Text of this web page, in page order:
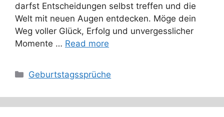
darfst Entscheidungen selbst treffen und die
Welt mit neuen Augen entdecken. Möge dein
Weg voller Glück, Erfolg und unvergesslicher
Momente … Read more
Categories
Geburtstagssprüche